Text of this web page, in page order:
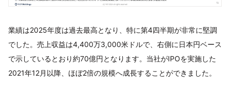
業績は2025年度は過去最高となり、特に第4四半期が非常に堅調
でした。売上収益は4,400万3,000米ドルで、右側に日本円ベース
で示しているとおり約70億円となります。当社がIPOを実施した
2021年12月以降、ほぼ2倍の規模へ成長することができました。